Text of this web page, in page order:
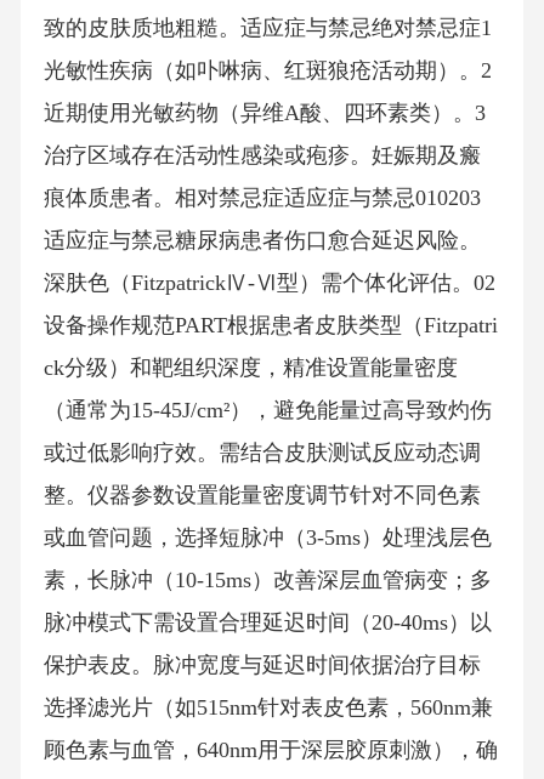
致的皮肤质地粗糙。适应症与禁忌绝对禁忌症1
光敏性疾病（如卟啉病、红斑狼疮活动期）。2
近期使用光敏药物（异维A酸、四环素类）。3
治疗区域存在活动性感染或疱疹。妊娠期及瘢
痕体质患者。相对禁忌症适应症与禁忌010203
适应症与禁忌糖尿病患者伤口愈合延迟风险。
深肤色（FitzpatrickⅣ-Ⅵ型）需个体化评估。02
设备操作规范PART根据患者皮肤类型（Fitzpatri
ck分级）和靶组织深度，精准设置能量密度
（通常为15-45J/cm²），避免能量过高导致灼伤
或过低影响疗效。需结合皮肤测试反应动态调
整。仪器参数设置能量密度调节针对不同色素
或血管问题，选择短脉冲（3-5ms）处理浅层色
素，长脉冲（10-15ms）改善深层血管病变；多
脉冲模式下需设置合理延迟时间（20-40ms）以
保护表皮。脉冲宽度与延迟时间依据治疗目标
选择滤光片（如515nm针对表皮色素，560nm兼
顾色素与血管，640nm用于深层胶原刺激），确